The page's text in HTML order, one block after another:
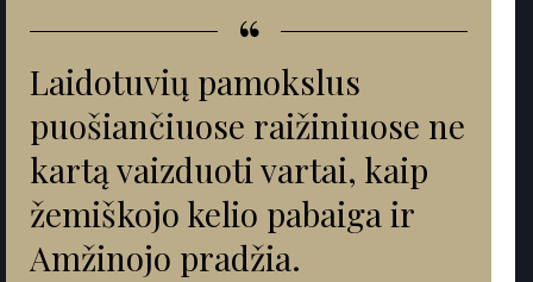
“
Laidotuvių pamokslus
puošiančiuose raižiniuose ne
kartą vaizduoti vartai, kaip
žemiškojo kelio pabaiga ir
Amžinojo pradžia.